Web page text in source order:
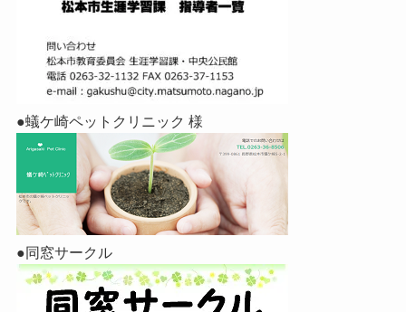
●蟻ケ崎ペットクリニック 様
●同窓サークル